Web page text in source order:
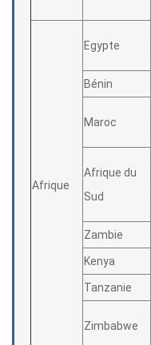
Afrique
Egypte
Bénin
Maroc
Afrique du
Sud
Zambie
Kenya
Tanzanie
Zimbabwe